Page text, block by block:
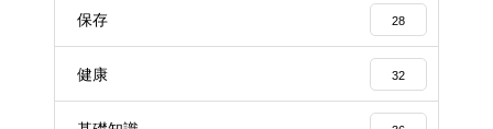
保存 28
健康 32